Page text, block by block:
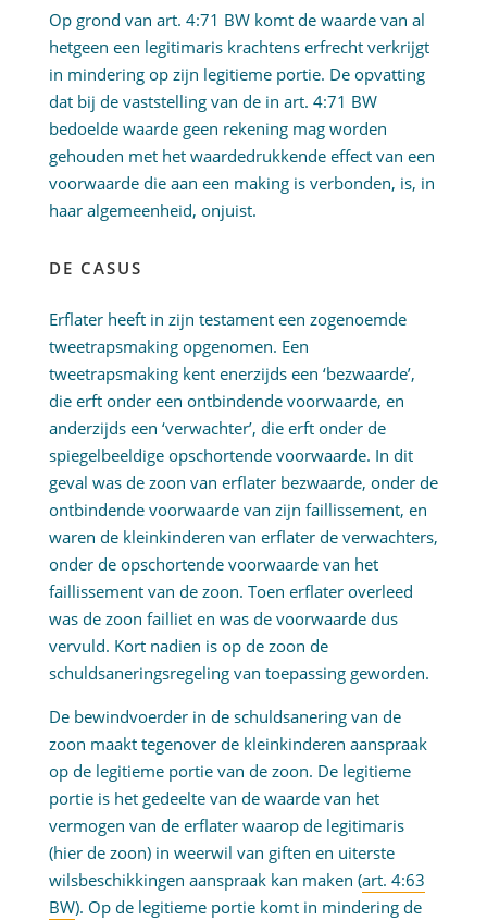
Op grond van art. 4:71 BW komt de waarde van al
hetgeen een legitimaris krachtens erfrecht verkrijgt
in mindering op zijn legitieme portie. De opvatting
dat bij de vaststelling van de in art. 4:71 BW
bedoelde waarde geen rekening mag worden
gehouden met het waardedrukkende effect van een
voorwaarde die aan een making is verbonden, is, in
haar algemeenheid, onjuist.
DE CASUS
Erflater heeft in zijn testament een zogenoemde
tweetrapsmaking opgenomen. Een
tweetrapsmaking kent enerzijds een ‘bezwaarde’,
die erft onder een ontbindende voorwaarde, en
anderzijds een ‘verwachter’, die erft onder de
spiegelbeeldige opschortende voorwaarde. In dit
geval was de zoon van erflater bezwaarde, onder de
ontbindende voorwaarde van zijn faillissement, en
waren de kleinkinderen van erflater de verwachters,
onder de opschortende voorwaarde van het
faillissement van de zoon. Toen erflater overleed
was de zoon failliet en was de voorwaarde dus
vervuld. Kort nadien is op de zoon de
schuldsaneringsregeling van toepassing geworden.
De bewindvoerder in de schuldsanering van de
zoon maakt tegenover de kleinkinderen aanspraak
op de legitieme portie van de zoon. De legitieme
portie is het gedeelte van de waarde van het
vermogen van de erflater waarop de legitimaris
(hier de zoon) in weerwil van giften en uiterste
wilsbeschikkingen aanspraak kan maken (art. 4:63
BW). Op de legitieme portie komt in mindering de